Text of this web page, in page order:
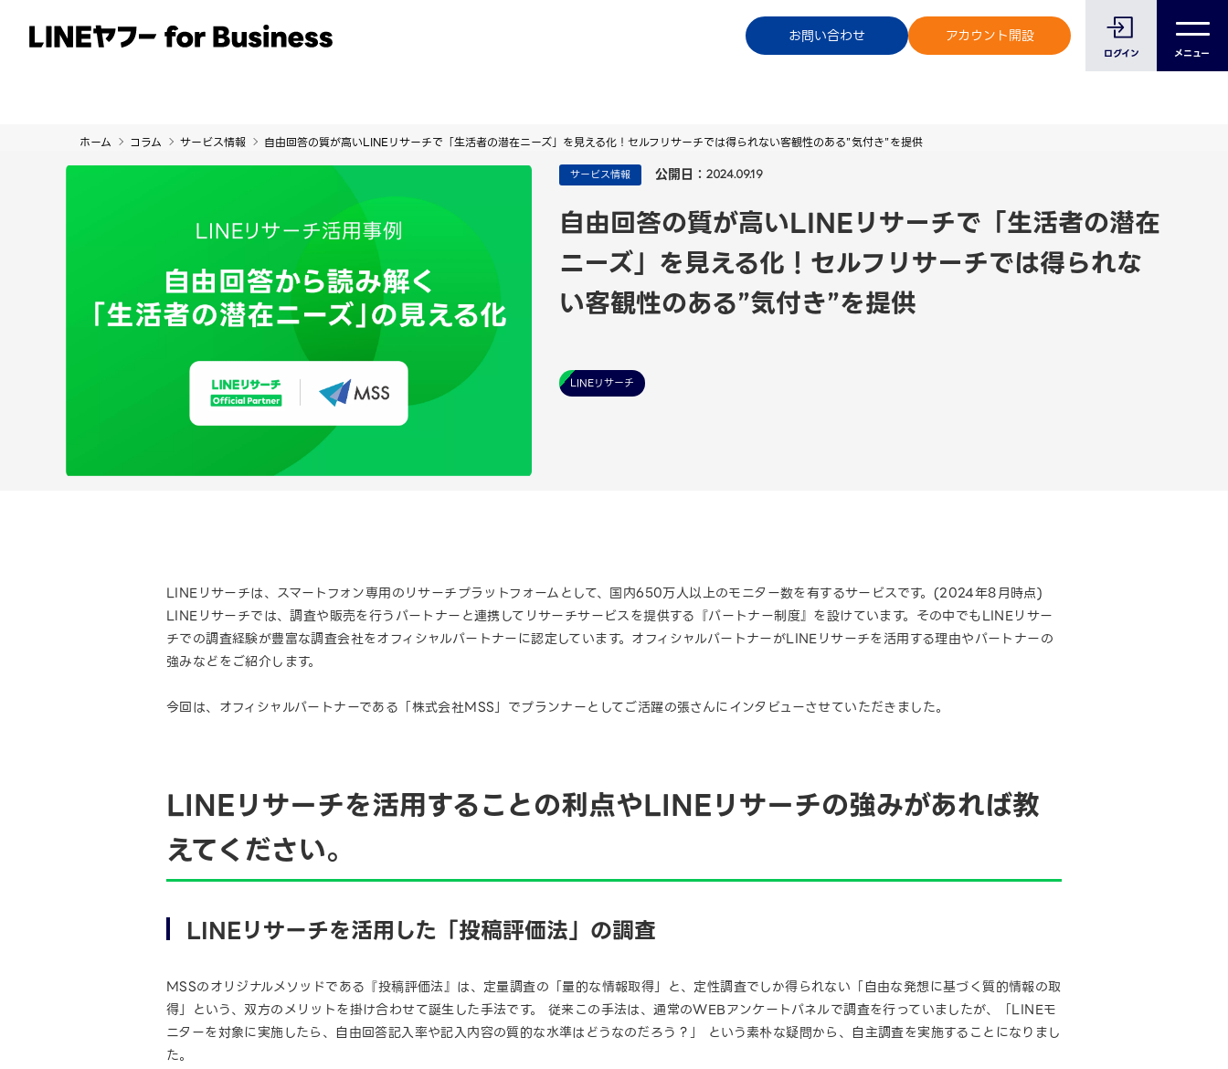
お問い合わせ アカウント開設
ログイン メニュー
サービス 事例 イベント・セミナー ご利用中のお客様へ
ホーム コラム サービス情報 自由回答の質が高いLINEリサーチで「生活者の潜在ニーズ」を見える化！セルフリサーチでは得られない客観性のある”気付き”を提供
サービス情報 公開日： 2024.09.19
自由回答の質が高いLINEリサーチで「生活者の潜在
ニーズ」を見える化！セルフリサーチでは得られな
い客観性のある”気付き”を提供
LINEリサーチ
LINEリサーチは、スマートフォン専用のリサーチプラットフォームとして、国内650万人以上のモニター数を有するサービスです。(2024年8月時点)
LINEリサーチでは、調査や販売を行うパートナーと連携してリサーチサービスを提供する『パートナー制度』を設けています。その中でもLINEリサー
チでの調査経験が豊富な調査会社をオフィシャルパートナーに認定しています。オフィシャルパートナーがLINEリサーチを活用する理由やパートナーの
強みなどをご紹介します。
今回は、オフィシャルパートナーである「株式会社MSS」でプランナーとしてご活躍の張さんにインタビューさせていただきました。
LINEリサーチを活用することの利点やLINEリサーチの強みがあれば教
えてください。
LINEリサーチを活用した「投稿評価法」の調査
MSSのオリジナルメソッドである『投稿評価法』は、定量調査の「量的な情報取得」と、定性調査でしか得られない「自由な発想に基づく質的情報の取
得」という、双方のメリットを掛け合わせて誕生した手法です。
従来この手法は、通常のWEBアンケートパネルで調査を行っていましたが、「LINEモ
ニターを対象に実施したら、自由回答記入率や記入内容の質的な水準はどうなのだろう？」 という素朴な疑問から、自主調査を実施することになりまし
た。